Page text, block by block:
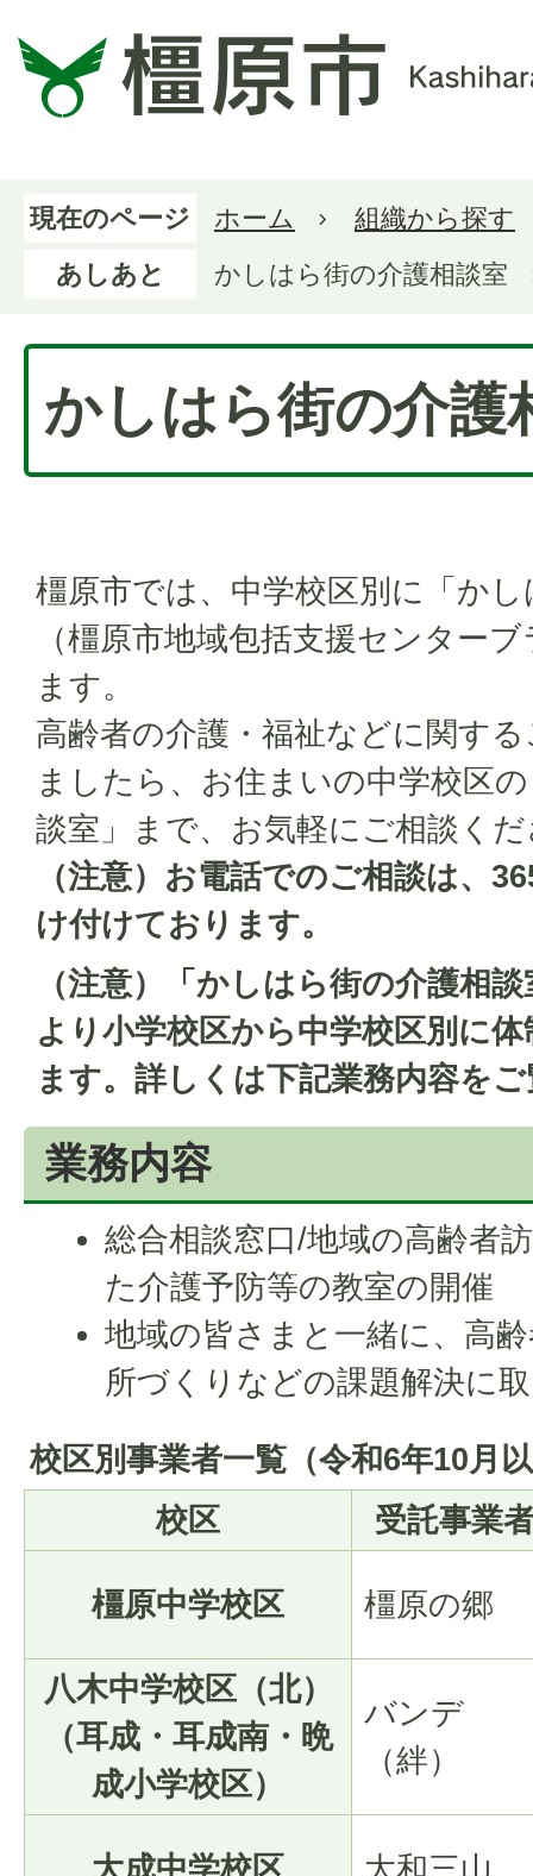
現在のページ ホーム
組織から探す
あしあと
かしはら街の介護相談室
かしはら街の介護
橿原市では、中学校区別に「か
（橿原市地域包括支援センター
ます。
高齢者の介護・福祉などに関す
ましたら、お住まいの中学校区
談室」まで、お気軽にご相談く
（注意）お電話でのご相談は、
け付けております。
（注意）「かしはら街の介護相
より小学校区から中学校区別に
ます。詳しくは下記業務内容を
業務内容
総合相談窓口/地域の高齢者
た介護予防等の教室の開催
地域の皆さまと一緒に、高
所づくりなどの課題解決に
校区別事業者一覧（令和6年10月
校区
受託事業
橿原中学校区 橿原の郷
八木中学校区（北）
（耳成・耳成南・晩
成小学校区）
バンデ
（絆）
大成中学校区 大和三山